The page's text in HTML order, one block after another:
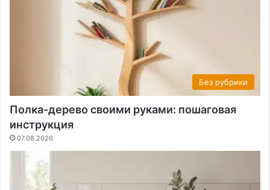
Без рубрики
Полка-дерево своими руками: пошаговая
инструкция
07.08.2026